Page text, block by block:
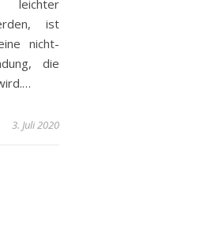
leichter
ist
nicht-
die
3. Juli 2020